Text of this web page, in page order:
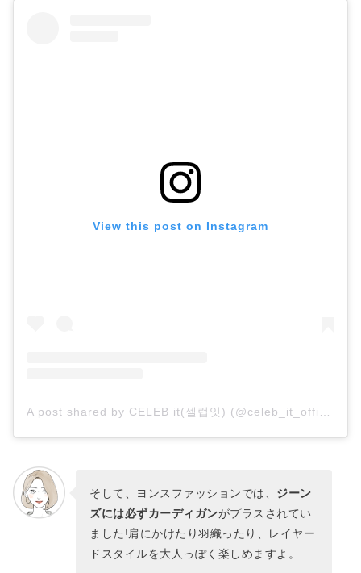
View this post on Instagram
そして、ヨンスファッションでは、 ジーン
ズには必ずカーディガンがプラスされてい
ました!肩にかけたり羽織ったり、レイヤー
ドスタイルを大人っぽく楽しめますよ。